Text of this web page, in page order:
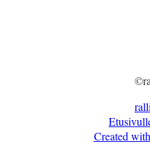
Created